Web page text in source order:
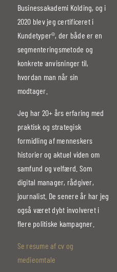
Businessakademi Kolding, og i
2020 blev jeg certificeret i
Kundetyper®, der både er en
segmenteringsmetode og
konkrete anvisninger til,
hvordan man når sin
modtager.
Jeg har 20+ års erfaring med
praktisk og strategisk
formidling af menneskers
historier og aktuel viden om
samfund og velfærd. Som
digital manager, rådgiver,
journalist. De senere år har jeg
også været dybt involveret i
flere politiske kampagner.
Se resume af cv og
medieomtale